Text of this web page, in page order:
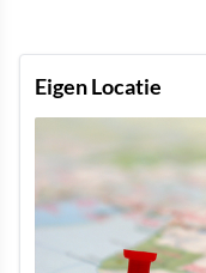
Eigen Locatie